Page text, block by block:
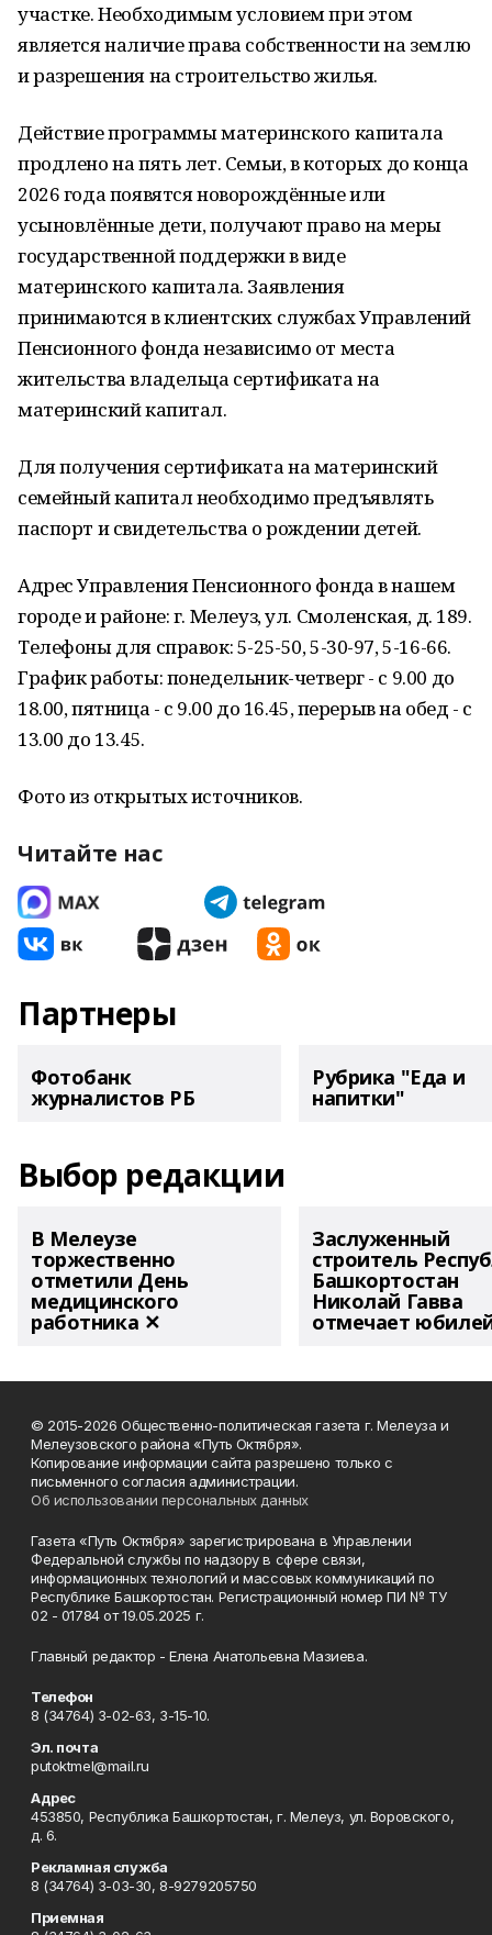
участке. Необходимым условием при этом
является наличие права собственности на землю
и разрешения на строительство жилья.
Действие программы материнского капитала
продлено на пять лет. Семьи, в которых до конца
2026 года появятся новорождённые или
усыновлённые дети, получают право на меры
государственной поддержки в виде
материнского капитала. Заявления
принимаются в клиентских службах Управлений
Пенсионного фонда независимо от места
жительства владельца сертификата на
материнский капитал.
Для получения сертификата на материнский
семейный капитал необходимо предъявлять
паспорт и свидетельства о рождении детей.
Адрес Управления Пенсионного фонда в нашем
городе и районе: г. Мелеуз, ул. Смоленская, д. 189.
Телефоны для справок: 5-25-50, 5-30-97, 5-16-66.
График работы: понедельник-четверг - с 9.00 до
18.00, пятница - с 9.00 до 16.45, перерыв на обед - с
13.00 до 13.45.
Фото из открытых источников.
Читайте нас
Партнеры
Фотобанк
журналистов РБ
Рубрика "Еда и
напитки"
Выбор редакции
В Мелеузе
торжественно
отметили День
медицинского
работника ✕
Заслуженный
строитель
Башкортостан
Николай Гавва
отмечает
© 2015-2026 Общественно-политическая газета г. Мелеуза и
Мелеузовского района «Путь Октября».
Копирование информации сайта разрешено только с
письменного согласия администрации.
Об использовании персональных данных
Газета «Путь Октября» зарегистрирована в Управлении
Федеральной службы по надзору в сфере связи,
информационных технологий и массовых коммуникаций по
Республике Башкортостан. Регистрационный номер ПИ № ТУ
02 - 01784 от 19.05.2025 г.
Главный редактор - Елена Анатольевна Мазиева.
Телефон
8 (34764) 3-02-63, 3-15-10.
Эл. почта
putoktmel@mail.ru
Адрес
453850, Республика Башкортостан, г. Мелеуз, ул. Воровского,
д. 6.
Рекламная служба
8 (34764) 3-03-30, 8-9279205750
Приемная